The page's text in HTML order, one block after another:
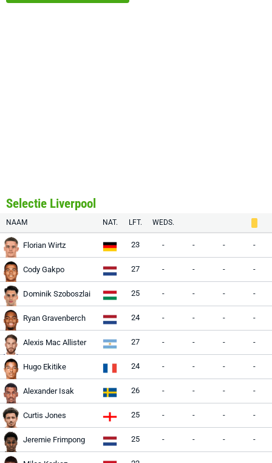
Selectie Liverpool
NAAM NAT. LFT. WEDS.
Florian Wirtz 23 - - - -
Cody Gakpo 27 - - - -
Dominik Szoboszlai 25 - - - -
Ryan Gravenberch 24 - - - -
Alexis Mac Allister 27 - - - -
Hugo Ekitike 24 - - - -
Alexander Isak 26 - - - -
Curtis Jones 25 - - - -
Jeremie Frimpong 25 - - - -